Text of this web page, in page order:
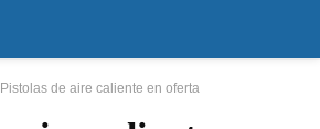
Pistolas de aire caliente en oferta